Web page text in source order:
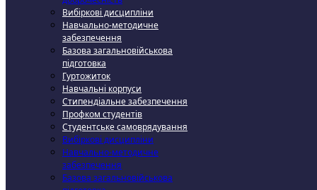
Вибіркові дисципліни
Навчально-методичне
забезпечення
Базова загальновійськова
підготовка
Гуртожиток
Навчальні корпуси
Стипендіальне забезпечення
Профком студентів
Студентське самоврядування
Вибіркові дисципліни
Навчально-методичне
забезпечення
Базова загальновійськова